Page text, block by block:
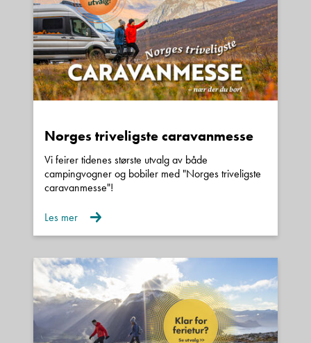
Norges triveligste caravanmesse
Vi feirer tidenes største utvalg av både
campingvogner og bobiler med "Norges triveligste
caravanmesse"!
Les mer